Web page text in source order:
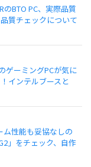
のBTO PC、実際品質
質チェックについて
ゲーミングPCが気に
インテルブースと
ム性能も妥協なしの
」をチェック、自作